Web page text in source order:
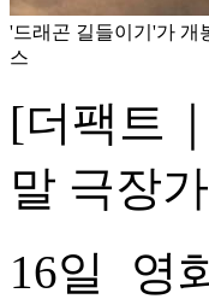
'드래곤 길들이기'가 개
스
[더팩트
말 극장
16일 영